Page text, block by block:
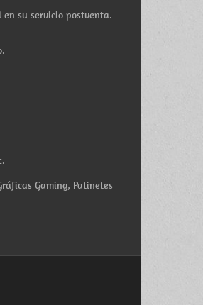
su servicio postventa.
Gaming, Patinetes